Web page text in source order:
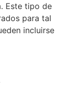
Este tipo de
para tal
incluirse